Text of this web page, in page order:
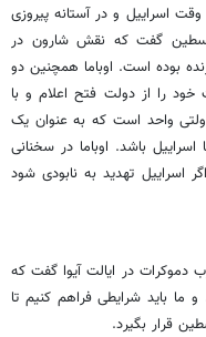
وقت اسراییل و در آستانه پیروزی
گفت که نقش شارون در
بوده است. اوباما همچنین دو
خود را از دولت فتح اعلام و با
واحد است که به عنوان یک
باشد. اوباما در سخنانی
تهدید به نابودی شود
فعالان حزب دموکرات در ایالت آیوا گفت که
باید شرایطی فراهم کنیم تا
قرار بگیرد.